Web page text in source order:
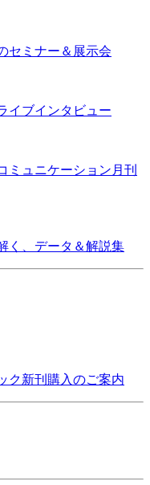
セミナー＆展示会
イブインタビュー
ミュニケーション月刊
く、データ＆解説集
ク新刊購入のご案内